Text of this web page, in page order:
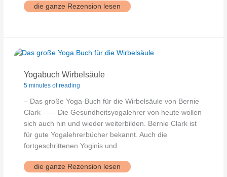
Gute
Gelenke
die ganze Rezension lesen
Yogabuch Wirbelsäule
5 minutes of reading
– Das große Yoga-Buch für die Wirbelsäule von Bernie
Clark – — Die Gesundheitsyogalehrer von heute wollen
sich auch hin und wieder weiterbilden. Bernie Clark ist
für gute Yogalehrerbücher bekannt. Auch die
fortgeschrittenen Yoginis und
Yogabuch
Wirbelsäule
die ganze Rezension lesen